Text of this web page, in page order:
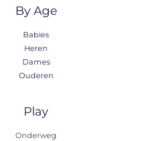
By Age
Babies
Heren
Dames
Ouderen
Play
Onderweg